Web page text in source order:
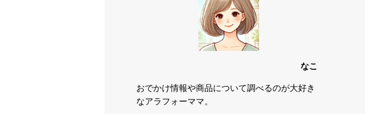
なこ
おでかけ情報や商品について調べるのが大好き
なアラフォーママ。